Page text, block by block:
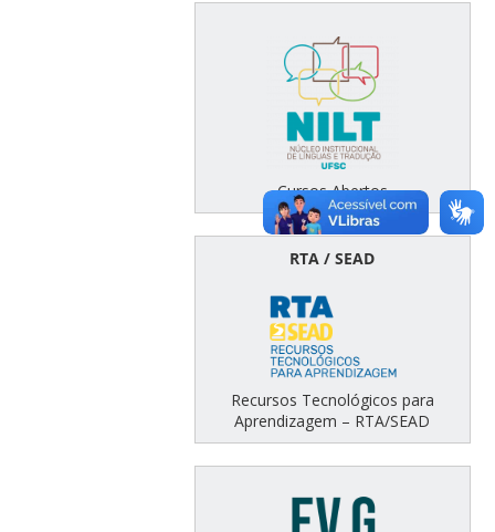
Cursos Abertos
RTA / SEAD
Recursos Tecnológicos para
Aprendizagem – RTA/SEAD